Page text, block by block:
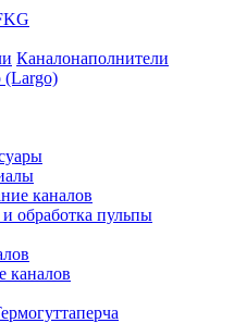
Каналонаполнители
(Largo)
каналов
обработка пульпы
каналов